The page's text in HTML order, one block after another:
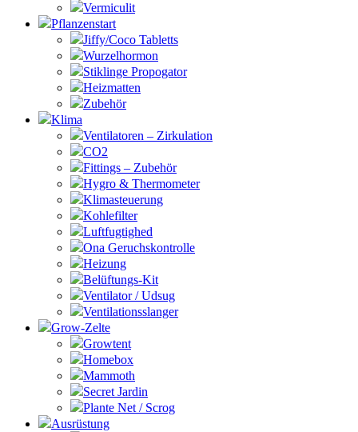
Vermiculit
Pflanzenstart
Jiffy/Coco Tabletts
Wurzelhormon
Stiklinge Propogator
Heizmatten
Zubehör
Klima
Ventilatoren – Zirkulation
CO2
Fittings – Zubehör
Hygro & Thermometer
Klimasteuerung
Kohlefilter
Luftfugtighed
Ona Geruchskontrolle
Heizung
Belüftungs-Kit
Ventilator / Udsug
Ventilationsslanger
Grow-Zelte
Growtent
Homebox
Mammoth
Secret Jardin
Plante Net / Scrog
Ausrüstung